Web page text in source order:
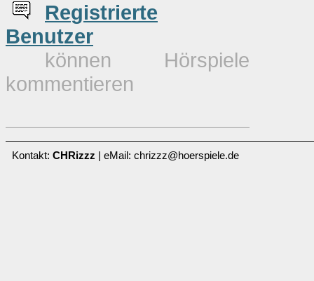
Registrierte
Benutzer
können Hörspiele
kommentieren
Kontakt: CHRizzz | eMail: chrizzz@hoerspiele.de